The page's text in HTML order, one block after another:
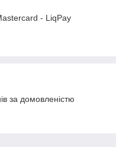
- LiqPay
за домовленістю